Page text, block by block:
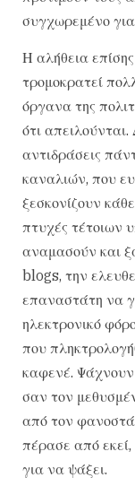
συγχωρεμένο
Η αλήθεια
τρομοκρατεί
όργανα της
ότι
αντιδράσεις
καναλιών, που
ξεσκονίζουν
πτυχές τέτοιων
αναμασούν και
blogs, την
επαναστάτη να
ηλεκτρονικό
που
καφενέ.
σαν τον
από τον
πέρασε από
για να ψάξει.